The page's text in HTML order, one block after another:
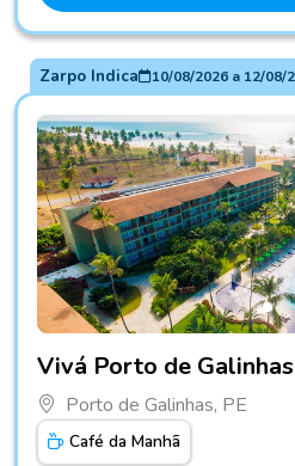
Zarpo Indica 10/08/2026a 12/08/
Vivá Porto de Galinhas
Porto de Galinhas, PE
Café da Manhã